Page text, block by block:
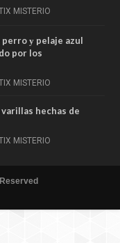
MISTERIO
perro у pelaje azul
por los
MISTERIO
hechas de
MISTERIO